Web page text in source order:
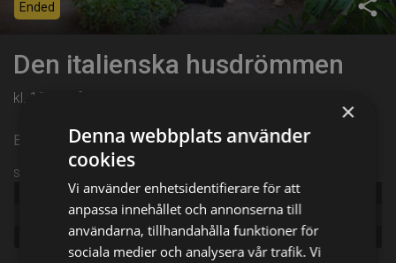
share
Ended
Den italienska husdrömmen
kl. 15:00 på Kanal 5
Episode 5
Sändningsinformation
Publicerad:
2025
Slut på pengar
Livsstil
×
Denna webbplats använder
cookies
Vi använder enhetsidentifierare för att
anpassa innehållet och annonserna till
användarna, tillhandahålla funktioner för
sociala medier och analysera vår trafik. Vi